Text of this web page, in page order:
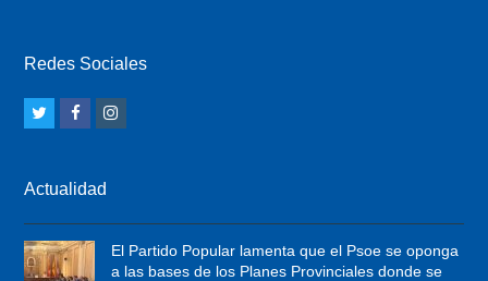
Redes Sociales
t
t
e
F
e
b
a
g
Actualidad
El Partido Popular lamenta que el Psoe se oponga
a las bases de los Planes Provinciales donde se